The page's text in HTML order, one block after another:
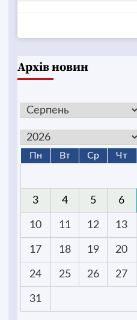
Архів новин
Пн Вт Ср Чт
3 4 5 6
10 11 12 13
17 18 19 20
24 25 26 27
31